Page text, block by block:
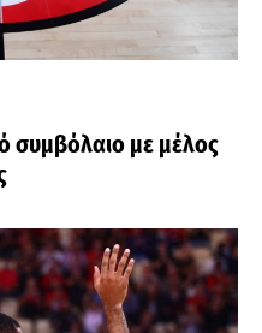
συμβόλαιο με μέλος